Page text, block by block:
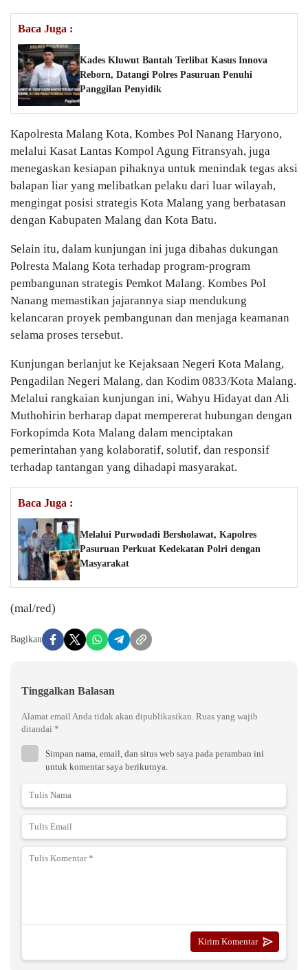
Baca Juga :
Kades Kluwut Bantah Terlibat Kasus Innova
Reborn, Datangi Polres Pasuruan Penuhi
Panggilan Penyidik
Kapolresta Malang Kota, Kombes Pol Nanang Haryono,
melalui Kasat Lantas Kompol Agung Fitransyah, juga
menegaskan kesiapan pihaknya untuk menindak tegas aksi
balapan liar yang melibatkan pelaku dari luar wilayah,
mengingat posisi strategis Kota Malang yang berbatasan
dengan Kabupaten Malang dan Kota Batu.
Selain itu, dalam kunjungan ini juga dibahas dukungan
Polresta Malang Kota terhadap program-program
pembangunan strategis Pemkot Malang. Kombes Pol
Nanang memastikan jajarannya siap mendukung
kelancaran proyek pembangunan dan menjaga keamanan
selama proses tersebut.
Kunjungan berlanjut ke Kejaksaan Negeri Kota Malang,
Pengadilan Negeri Malang, dan Kodim 0833/Kota Malang.
Melalui rangkaian kunjungan ini, Wahyu Hidayat dan Ali
Muthohirin berharap dapat mempererat hubungan dengan
Forkopimda Kota Malang dalam menciptakan
pemerintahan yang kolaboratif, solutif, dan responsif
terhadap tantangan yang dihadapi masyarakat.
Baca Juga :
Melalui Purwodadi Bersholawat, Kapolres
Pasuruan Perkuat Kedekatan Polri dengan
Masyarakat
(mal/red)
Bagikan
Tinggalkan Balasan
Alamat email Anda tidak akan dipublikasikan. Ruas yang wajib
ditandai *
Simpan nama, email, dan situs web saya pada peramban ini
untuk komentar saya berikutnya.